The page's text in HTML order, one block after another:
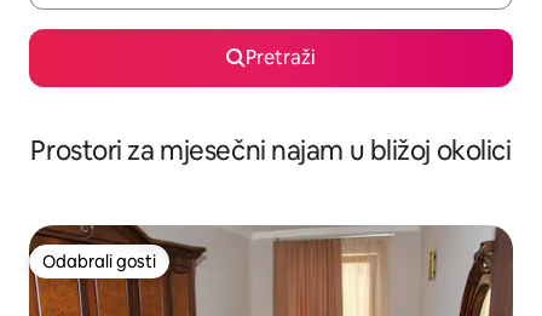
Pretraži
Prostori za mjesečni najam u bližoj okolici
Odabrali gosti
Odabrali gosti